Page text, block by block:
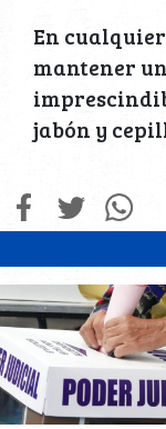
En
mantener
jabón y